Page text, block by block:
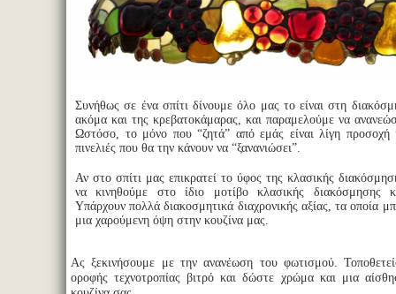
Συνήθως σε ένα σπίτι δίνουμε όλο μας το είναι στη
ακόμα και της κρεβατοκάμαρας, και παραμελούμε να
Ωστόσο, το μόνο που “ζητά” από εμάς είναι λίγη προσοχή
πινελιές που θα την κάνουν να “ξανανιώσει”.
Αν στο σπίτι μας επικρατεί το ύφος της κλασικής
να κινηθούμε στο ίδιο μοτίβο κλασικής διακόσμησης
Υπάρχουν πολλά διακοσμητικά διαχρονικής αξίας, τα οποία
μια χαρούμενη όψη στην κουζίνα μας.
Ας ξεκινήσουμε με την ανανέωση του φωτισμού.
οροφής τεχνοτροπίας βιτρό και δώστε χρώμα και μια